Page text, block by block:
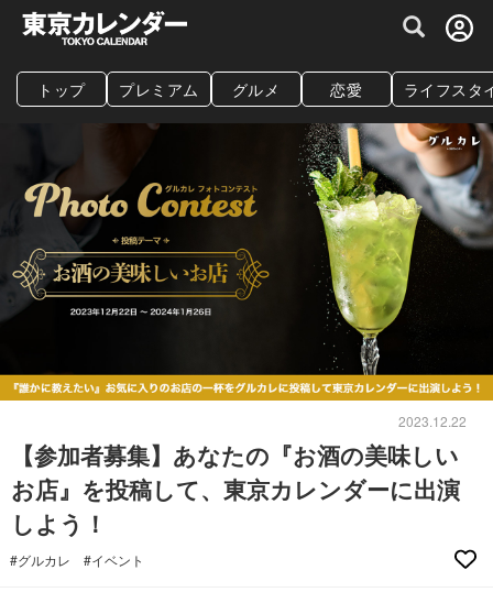
グルメ情報・プレミアムレストラン予約
トップ プレミアム グルメ 恋愛 ライフスタ
2023.12.22
【参加者募集】あなたの『お酒の美味しい
お店』を投稿して、東京カレンダーに出演
しよう！
#グルカレ #イベント